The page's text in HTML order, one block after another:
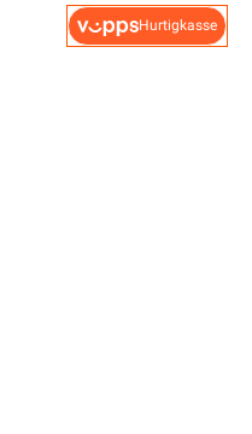
Hurtigkasse